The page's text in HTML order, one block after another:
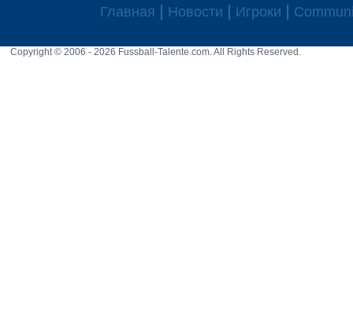
Главная Новости Игроки
Copyright © 2006 - 2026 Fussball-Talente.com. All Rights Reserved.